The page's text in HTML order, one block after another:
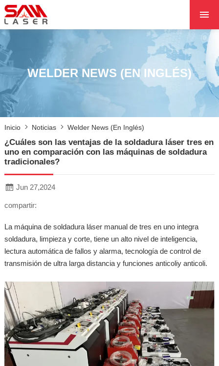
SOBRE NOSOTROS
PRODUCTOS
PROYECTOS
NOTICIAS
CON NOSOTROS
NÚCLEO
WELDER NEWS (EN INGLÉS)
Inicio Noticias Welder News (en Inglés)
¿Cuáles son las ventajas de la soldadura láser tres en
uno en comparación con las máquinas de soldadura
tradicionales?
Jun 27,2024
compartir:
La máquina de soldadura láser manual de tres en uno integra
soldadura, limpieza y corte, tiene un alto nivel de inteligencia,
lectura automática de fallos y alarma, tecnología de control de
transmisión de ultra larga distancia y funciones anticoliy anticoli.